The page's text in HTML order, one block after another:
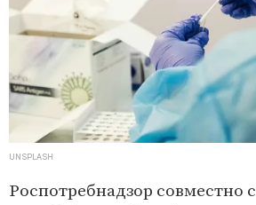
UNSPLASH
Роспотребнадзор совместно